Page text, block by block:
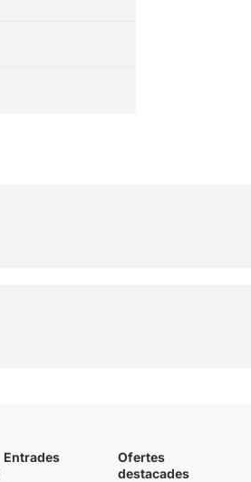
Entrades
Ofertes
destacades